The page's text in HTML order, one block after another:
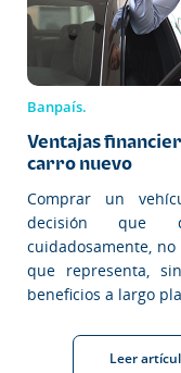
Banpaís.
Ventajas
carro nuevo
Comprar un
decisión que
cuidadosamente,
que representa,
beneficios a largo
Leer